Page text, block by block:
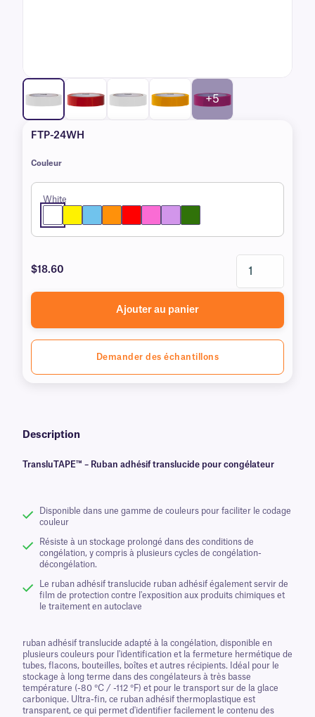
+5
FTP-24WH
Couleur
White
$18.60
Ajouter au panier
Demander des échantillons
Description
TransluTAPE™ – Ruban adhésif translucide pour congélateur
Disponible dans une gamme de couleurs pour faciliter le codage
couleur
Résiste à un stockage prolongé dans des conditions de
congélation, y compris à plusieurs cycles de congélation-
décongélation.
Le ruban adhésif translucide ruban adhésif également servir de
film de protection contre l'exposition aux produits chimiques et
le traitement en autoclave
ruban adhésif translucide adapté à la congélation, disponible en
plusieurs couleurs pour l'identification et la fermeture hermétique de
tubes, flacons, bouteilles, boîtes et autres récipients. Idéal pour le
stockage à long terme dans des congélateurs à très basse
température (-80 °C / -112 °F) et pour le transport sur de la glace
carbonique. Ultra-fin, ce ruban adhésif thermoplastique est
transparent, ce qui permet d'identifier facilement le contenu des